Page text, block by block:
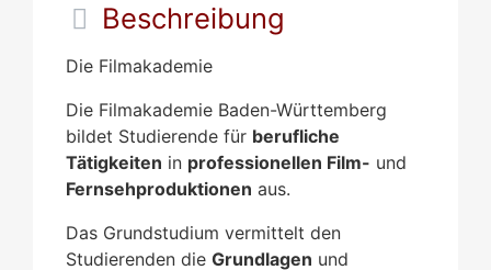
Beschreibung
Die Filmakademie
Die Filmakademie Baden-Württemberg
bildet Studierende für berufliche
Tätigkeiten in professionellen Film- und
Fernsehproduktionen aus.
Das Grundstudium vermittelt den
Studierenden die Grundlagen und